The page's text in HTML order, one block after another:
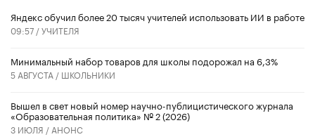
​Яндекс обучил более 20 тысяч учителей использовать ИИ в работе
09:57 /УЧИТЕЛЯ
Минимальный набор товаров для школы подорожал на 6,3%
5 АВГУСТА / ШКОЛЬНИКИ
Вышел в свет новый номер научно-публицистического журнала
«Образовательная политика» № 2 (2026)
3 ИЮЛЯ / АНОНС